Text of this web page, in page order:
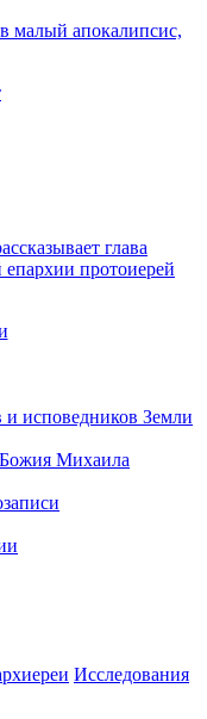
малый апокалипсис,
глава
епархии протоиерей
Исследования